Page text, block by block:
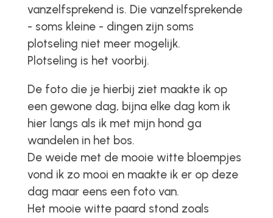
vanzelfsprekend is. Die vanzelfsprekende
- soms kleine - dingen zijn soms
plotseling niet meer mogelijk.
Plotseling is het voorbij.
De foto die je hierbij ziet maakte ik op
een gewone dag, bijna elke dag kom ik
hier langs als ik met mijn hond ga
wandelen in het bos.
De weide met de mooie witte bloempjes
vond ik zo mooi en maakte ik er op deze
dag maar eens een foto van.
Het mooie witte paard stond zoals